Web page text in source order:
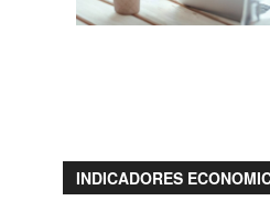
INDICADORES